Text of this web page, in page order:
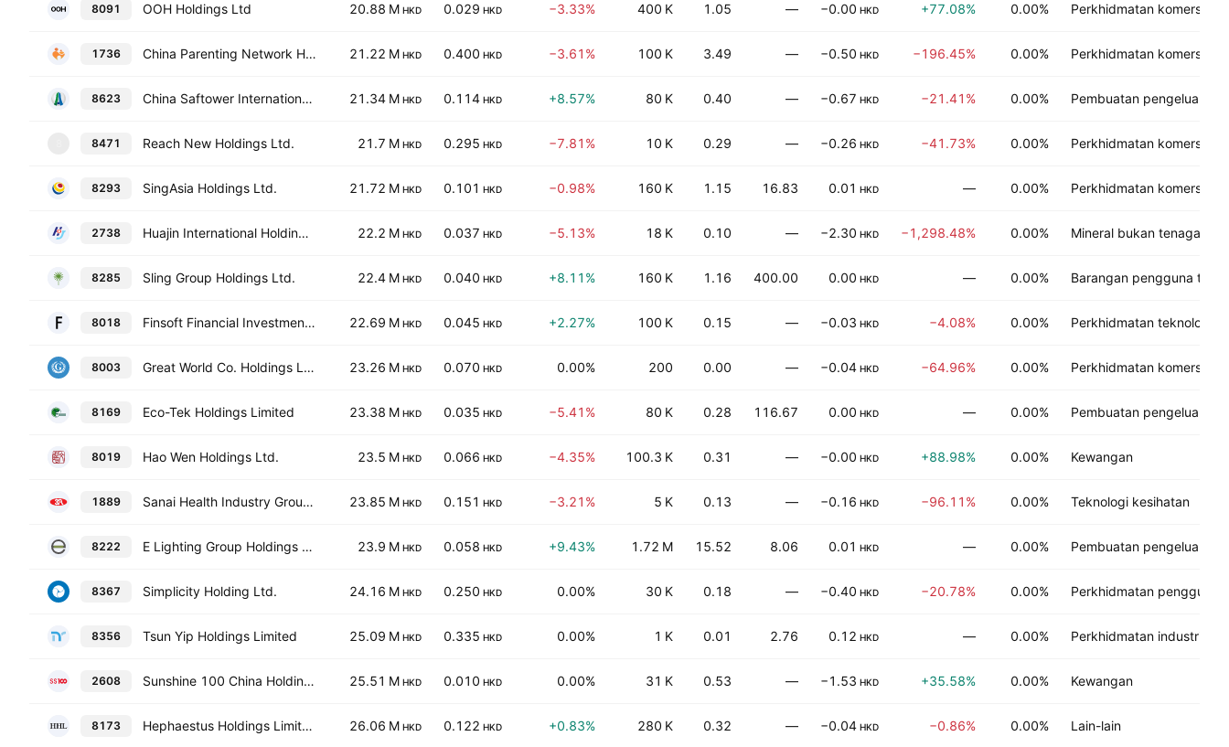
8091 OOH Holdings Ltd 20.88 M HKD 0.029 HKD −3.33% 400 K 1.05 — −0.00 HKD +77.08% 0.00% Perkhidmatan komersial
1736 China Parenting Network Holdings Limited 21.22 M HKD 0.400 HKD −3.61% 100 K 3.49 — −0.50 HKD −196.45% 0.00% Perkhidmatan komersial
8623 China Saftower International Holding Group Limited 21.34 M HKD 0.114 HKD +8.57% 80 K 0.40 — −0.67 HKD −21.41% 0.00% Pembuatan pengeluar
8471 Reach New Holdings Ltd. 21.7 M HKD 0.295 HKD −7.81% 10 K 0.29 — −0.26 HKD −41.73% 0.00% Perkhidmatan komersial
8293 SingAsia Holdings Ltd. 21.72 M HKD 0.101 HKD −0.98% 160 K 1.15 16.83 0.01 HKD — 0.00% Perkhidmatan komersial
2738 Huajin International Holdings Ltd. 22.2 M HKD 0.037 HKD −5.13% 18 K 0.10 — −2.30 HKD −1,298.48% 0.00% Mineral bukan tenaga
8285 Sling Group Holdings Ltd. 22.4 M HKD 0.040 HKD +8.11% 160 K 1.16 400.00 0.00 HKD — 0.00% Barangan pengguna
8018 Finsoft Financial Investment Holdings Ltd. 22.69 M HKD 0.045 HKD +2.27% 100 K 0.15 — −0.03 HKD −4.08% 0.00% Perkhidmatan teknologi
8003 Great World Co. Holdings Ltd. 23.26 M HKD 0.070 HKD 0.00% 200 0.00 — −0.04 HKD −64.96% 0.00% Perkhidmatan komersial
8169 Eco-Tek Holdings Limited 23.38 M HKD 0.035 HKD −5.41% 80 K 0.28 116.67 0.00 HKD — 0.00% Pembuatan pengeluar
8019 Hao Wen Holdings Ltd. 23.5 M HKD 0.066 HKD −4.35% 100.3 K 0.31 — −0.00 HKD +88.98% 0.00% Kewangan
1889 Sanai Health Industry Group Company Limited 23.85 M HKD 0.151 HKD −3.21% 5 K 0.13 — −0.16 HKD −96.11% 0.00% Teknologi kesihatan
8222 E Lighting Group Holdings Ltd 23.9 M HKD 0.058 HKD +9.43% 1.72 M 15.52 8.06 0.01 HKD — 0.00% Pembuatan pengeluar
8367 Simplicity Holding Ltd. 24.16 M HKD 0.250 HKD 0.00% 30 K 0.18 — −0.40 HKD −20.78% 0.00% Perkhidmatan pengguna
8356 Tsun Yip Holdings Limited 25.09 M HKD 0.335 HKD 0.00% 1 K 0.01 2.76 0.12 HKD — 0.00% Perkhidmatan industri
2608 Sunshine 100 China Holdings Ltd. 25.51 M HKD 0.010 HKD 0.00% 31 K 0.53 — −1.53 HKD +35.58% 0.00% Kewangan
8173 Hephaestus Holdings Limited 26.06 M HKD 0.122 HKD +0.83% 280 K 0.32 — −0.04 HKD −0.86% 0.00% Lain-lain